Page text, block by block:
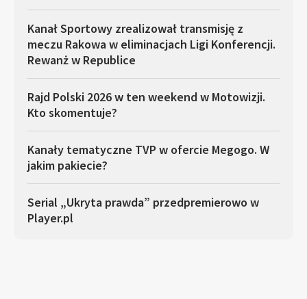
Kanał Sportowy zrealizował transmisję z
meczu Rakowa w eliminacjach Ligi Konferencji.
Rewanż w Republice
Rajd Polski 2026 w ten weekend w Motowizji.
Kto skomentuje?
Kanały tematyczne TVP w ofercie Megogo. W
jakim pakiecie?
Serial „Ukryta prawda” przedpremierowo w
Player.pl